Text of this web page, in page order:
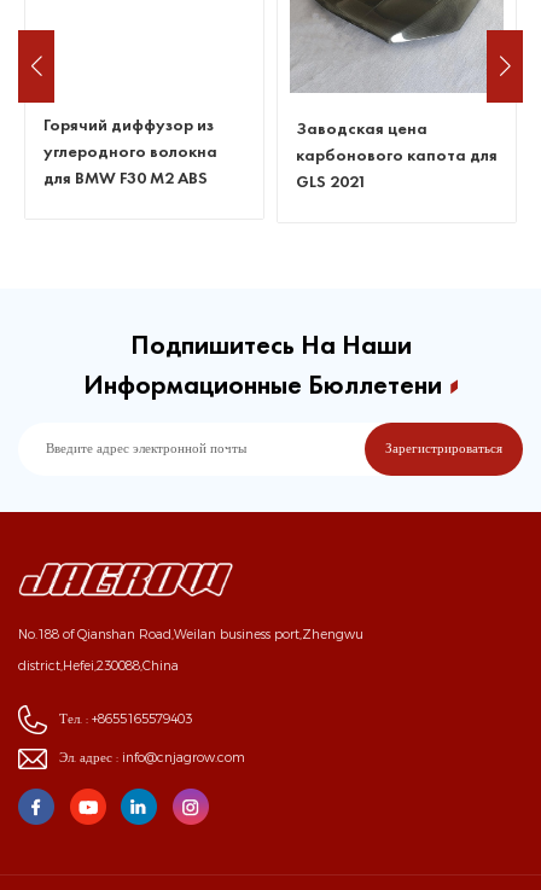
Горячий диффузор из
углеродного волокна
для BMW F30 M2 ABS
Заводская цена
карбонового капота для
GLS 2021
Подпишитесь На Наши
Информационные Бюллетени
No.188 of Qianshan Road,Weilan business port,Zhengwu
district,Hefei,230088,China
Тел. : +8655165579403
Эл. адрес : info@cnjagrow.com